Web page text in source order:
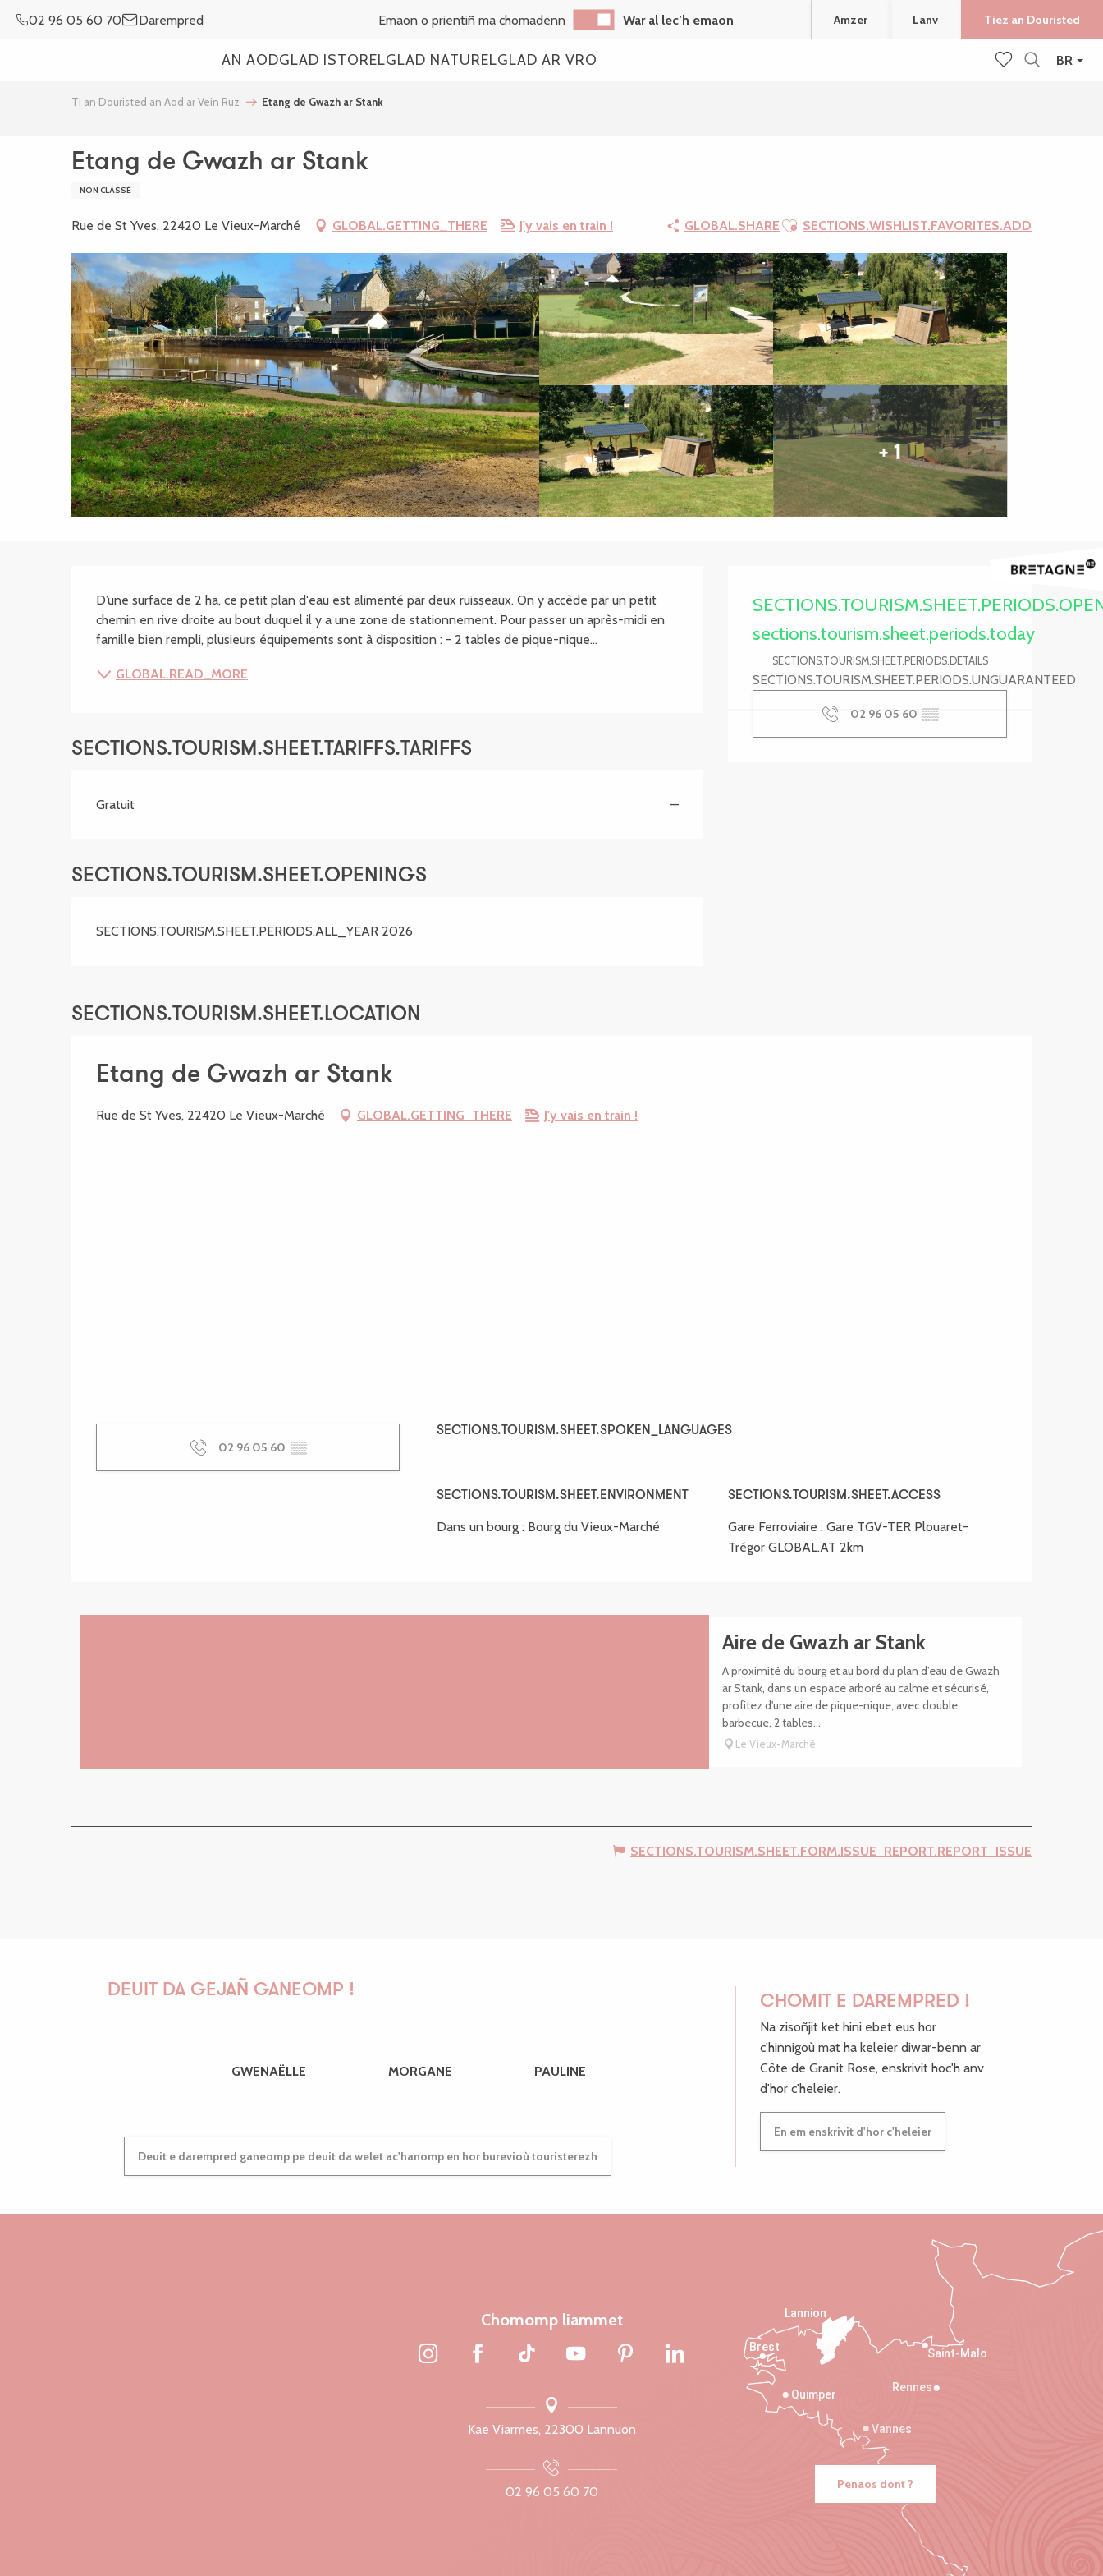
BR
02 96 05 60 70 Darempred Emaon o prientiñ ma chomadenn War al lec’h emaon Amzer Lanv Tiez an Douristed
AN AODGLAD ISTORELGLAD NATURELGLAD AR VRO
Ti an Douristed an Aod ar Vein Ruz Etang de Gwazh ar Stank
Etang de Gwazh ar Stank
NON CLASSÉ
Rue de St Yves, 22420 Le Vieux-Marché GLOBAL.GETTING_THERE J'y vais en train ! GLOBAL.SHARE Ajouter aux favoris
SECTIONS.WISHLIST.FAVORITES.ADD
+ 1
Ouverture et
sections.tourism.sheet.periods.today
SECTIONS.TOURISM.SHEET.PERIODS.DETAILS
SECTIONS.TOURISM.SHEET.PERIODS.UNGUARANTEED
02 96 05 60 ▒▒
SECTIONS.TOURISM.SHEET.DESCRIPTION
D’une surface de 2 ha, ce petit plan d'eau est alimenté par deux ruisseaux. On y accède par un petit
chemin en rive droite au bout duquel il y a une zone de stationnement. Pour passer un après-midi en
famille bien rempli, plusieurs équipements sont à disposition : - 2 tables de pique-nique...
GLOBAL.READ_MORE
SECTIONS.TOURISM.SHEET.TARIFFS.TARIFFS
Gratuit —
SECTIONS.TOURISM.SHEET.OPENINGS
SECTIONS.TOURISM.SHEET.PERIODS.ALL_YEAR 2026
SECTIONS.TOURISM.SHEET.LOCATION
Etang de Gwazh ar Stank
Rue de St Yves, 22420 Le Vieux-Marché GLOBAL.GETTING_THERE J'y vais en train !
02 96 05 60 ▒▒
SECTIONS.TOURISM.SHEET.SPOKEN_LANGUAGES
SECTIONS.TOURISM.SHEET.SPOKEN_LANGUAGES
SECTIONS.TOURISM.SHEET.ENVIRONMENT
SECTIONS.TOURISM.SHEET.ENVIRONMENT
Dans un bourg : Bourg du Vieux-Marché
SECTIONS.TOURISM.SHEET.ACCESS
SECTIONS.TOURISM.SHEET.ACCESS
Gare Ferroviaire : Gare TGV-TER Plouaret-
Trégor GLOBAL.AT 2km
Aire de Gwazh ar Stank
A proximité du bourg et au bord du plan d’eau de Gwazh
ar Stank, dans un espace arboré au calme et sécurisé,
profitez d'une aire de pique-nique, avec double
barbecue, 2 tables...
Le Vieux-Marché
SECTIONS.TOURISM.SHEET.FORM.ISSUE_REPORT.REPORT_ISSUE
DEUIT DA GEJAÑ GANEOMP !
GWENAËLLE MORGANE PAULINE
Deuit e darempred ganeomp pe deuit da welet ac'hanomp en hor burevioù touristerezh
CHOMIT E DAREMPRED !
Na zisoñjit ket hini ebet eus hor
c'hinnigoù mat ha keleier diwar-benn ar
Côte de Granit Rose, enskrivit hoc'h anv
d'hor c'heleier.
En em enskrivit d'hor c'heleier
Chomomp liammet
Kae Viarmes, 22300 Lannuon
02 96 05 60 70
Saint-Malo
Rennes
Vannes
Quimper
Lannion
Brest
Penaos dont ?